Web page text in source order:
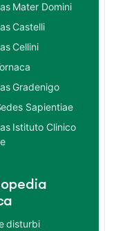
Mater Domini
Castelli
Cellini
Gradenigo
Sapientiae
Istituto Clinico
disturbi